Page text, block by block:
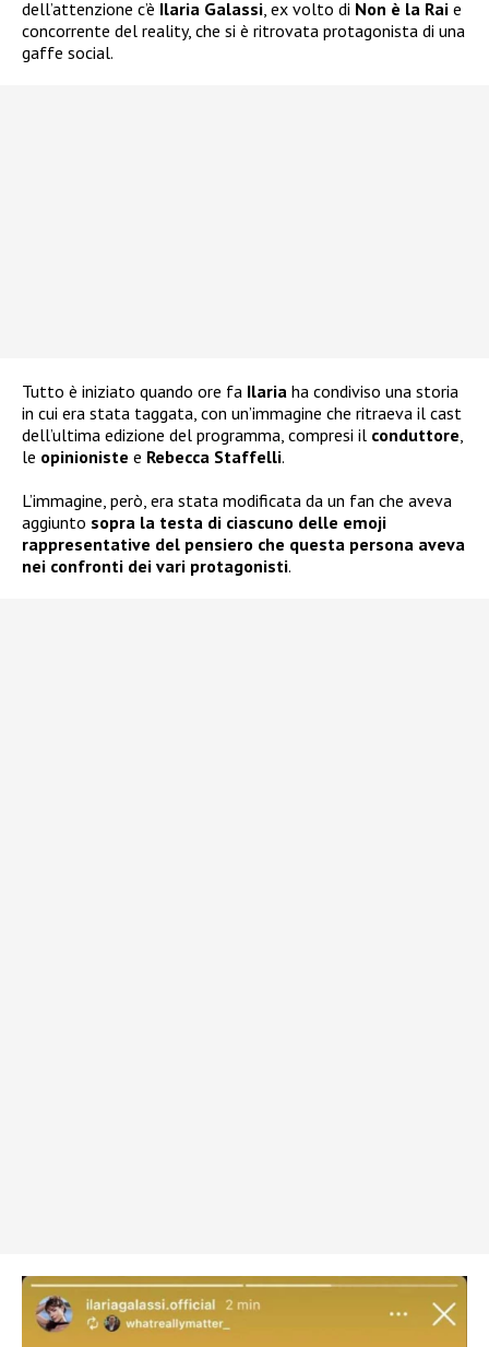
dell’attenzione c’è Ilaria Galassi, ex volto di Non è la Rai e
concorrente del reality, che si è ritrovata protagonista di una
gaffe social.
Tutto è iniziato quando ore fa Ilaria ha condiviso una storia
in cui era stata taggata, con un’immagine che ritraeva il cast
dell’ultima edizione del programma, compresi il conduttore,
le opinioniste e Rebecca Staffelli.
L’immagine, però, era stata modificata da un fan che aveva
aggiunto sopra la testa di ciascuno delle emoji
rappresentative del pensiero che questa persona aveva
nei confronti dei vari protagonisti.